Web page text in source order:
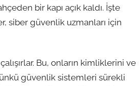
bir kapı açık kaldı. İşte
siber güvenlik uzmanları için
Bu, onların kimliklerini ve
güvenlik sistemleri sürekli